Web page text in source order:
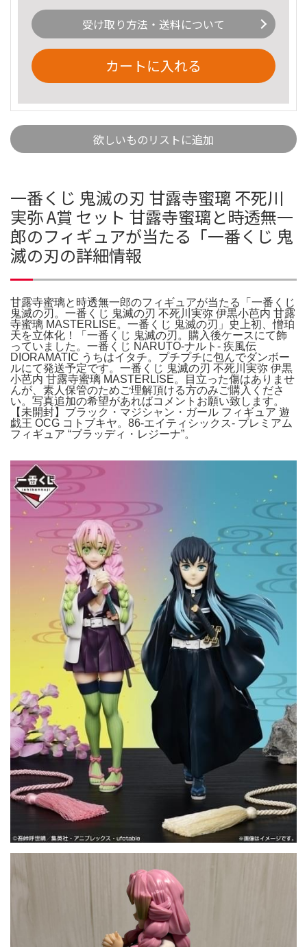
受け取り方法・送料について
カートに入れる
欲しいものリストに追加
一番くじ 鬼滅の刃 甘露寺蜜璃 不死川
実弥 A賞 セット 甘露寺蜜璃と時透無一
郎のフィギュアが当たる「一番くじ 鬼
滅の刃の詳細情報
甘露寺蜜璃と時透無一郎のフィギュアが当たる「一番くじ
鬼滅の刃。一番くじ 鬼滅の刃 不死川実弥 伊黒小芭内 甘露
寺蜜璃 MASTERLISE。一番くじ 鬼滅の刃」史上初、憎珀
天を立体化！「一番くじ 鬼滅の刃。購入後ケースにて飾
っていました。一番くじ NARUTO-ナルト- 疾風伝
DIORAMATIC うちはイタチ。プチプチに包んでダンボー
ルにて発送予定です。一番くじ 鬼滅の刃 不死川実弥 伊黒
小芭内 甘露寺蜜璃 MASTERLISE。目立った傷はありませ
んが、素人保管のためご理解頂ける方のみご購入くださ
い。写真追加の希望があればコメントお願い致します。
【未開封】ブラック・マジシャン・ガール フィギュア 遊
戯王 OCG コトブキヤ。86-エイティシックス- プレミアム
フィギュア “ブラッディ・レジーナ”。